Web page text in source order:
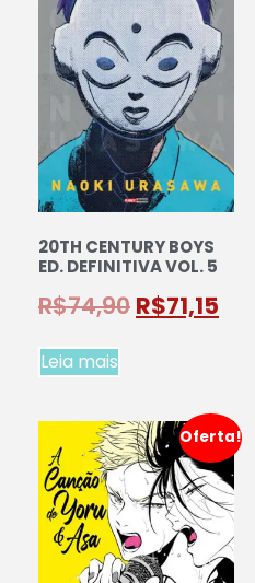
20TH CENTURY BOYS
ED. DEFINITIVA VOL. 5
R$74,90 R$71,15
Leia mais
Oferta!